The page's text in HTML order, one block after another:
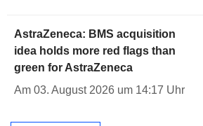
AstraZeneca: BMS acquisition
idea holds more red flags than
green for AstraZeneca
Am 03. August 2026 um 14:17 Uhr